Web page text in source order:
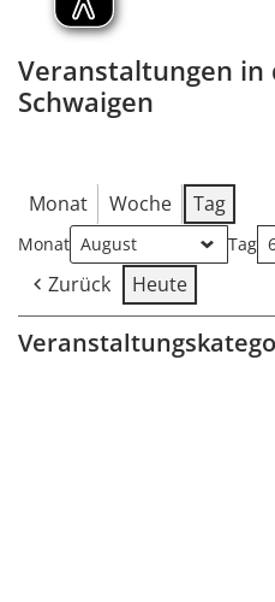
Veranstaltungen in
Schwaigen
Monat Woche Tag
Monat Tag
Zurück Heute